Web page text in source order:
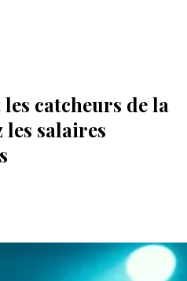
catcheurs de la
les salaires